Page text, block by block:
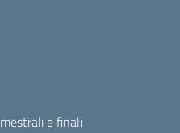
e finali